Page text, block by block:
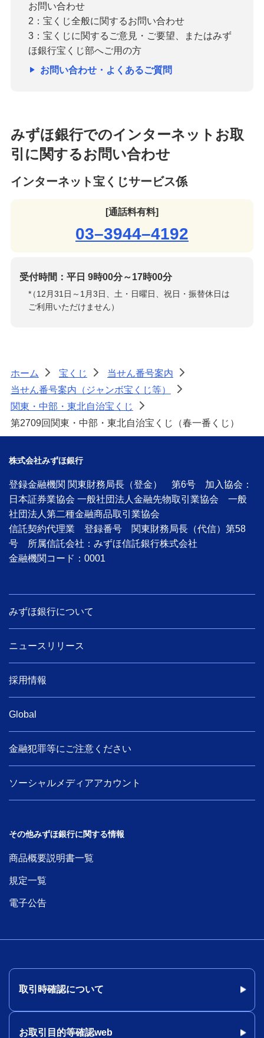
お問い合わせ
2：宝くじ全般に関するお問い合わせ
3：宝くじに関するご意見・ご要望、またはみず
ほ銀行宝くじ部へご用の方
お問い合わせ・よくあるご質問
みずほ銀行でのインターネットお取
引に関するお問い合わせ
インターネット宝くじサービス係
[通話料有料]
03–3944–4192
受付時間：平日 9時00分～17時00分
*
（12月31日～1月3日、土・日曜日、祝日・振替休日は
ご利用いただけません）
ホーム > 宝くじ > 当せん番号案内
>
当せん番号案内（ジャンボ宝くじ等）
>
関東・中部・東北自治宝くじ
>
第2709回関東・中部・東北自治宝くじ（春一番くじ）
株式会社みずほ銀行
登録金融機関 関東財務局長（登金） 第6号 加入協会：
日本証券業協会 一般社団法人金融先物取引業協会 一般
社団法人第二種金融商品取引業協会
信託契約代理業 登録番号 関東財務局長（代信）第58
号 所属信託会社：みずほ信託銀行株式会社
金融機関コード：0001
みずほ銀行について
ニュースリリース
採用情報
Global
金融犯罪等にご注意ください
ソーシャルメディアアカウント
その他みずほ銀行に関する情報
商品概要説明書一覧
規定一覧
電子公告
取引時確認について
お取引目的等確認web